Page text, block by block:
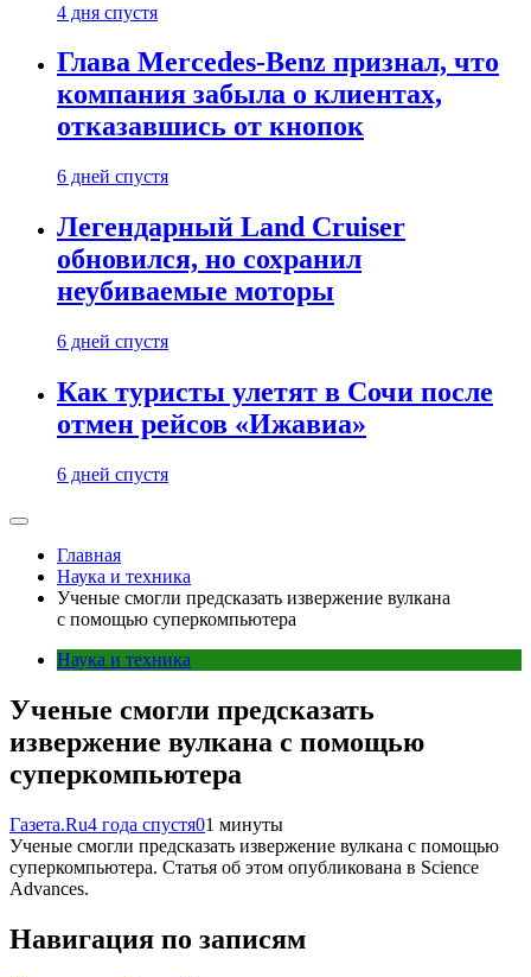
4 дня спустя
Глава Mercedes-Benz признал, что
компания забыла о клиентах,
отказавшись от кнопок
6 дней спустя
Легендарный Land Cruiser
обновился, но сохранил
неубиваемые моторы
6 дней спустя
Как туристы улетят в Сочи после
отмен рейсов «Ижавиа»
6 дней спустя
Главная
Наука и техника
Ученые смогли предсказать извержение вулкана
с помощью суперкомпьютера
Наука и техника
Ученые смогли предсказать
извержение вулкана с помощью
суперкомпьютера
Газета.Ru4 года спустя01 минуты
Ученые смогли предсказать извержение вулкана с помощью
суперкомпьютера. Статья об этом опубликована в Science
Advances.
Навигация по записям